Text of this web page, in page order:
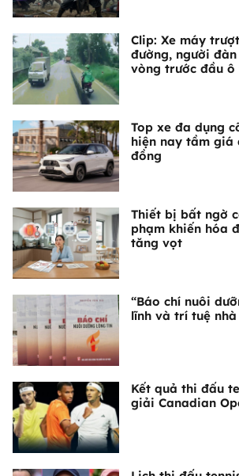
Clip: Xe máy
đường, người
vòng trước đầu ô
Top xe đa dụng
hiện nay tầm
đồng
Thiết bị bất ngờ
phạm khiến hóa
tăng vọt
“Báo chí nuôi
lĩnh và trí tuệ
Kết quả thi đấu
giải Canadian